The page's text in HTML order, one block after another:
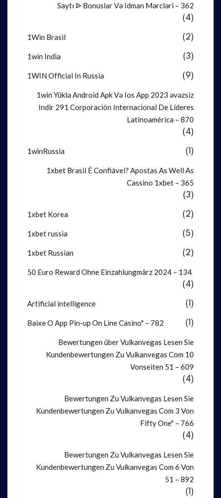
Saytı ᐉ Bonuslar Və Idman Mərcləri – 362
(4)
1Win Brasil (2)
1win India (3)
1WIN Official In Russia (9)
1win Yüklə Android Apk Və Ios App 2023 əvəzsiz
Indir 291 Corporación Internacional De Líderes
Latinoamérica – 870
(4)
1winRussia (1)
1xbet Brasil É Confiável? Apostas As Well As
Cassino 1xbet – 365
(3)
1xbet Korea (2)
1xbet russia (5)
1xbet Russian (2)
50 Euro Reward Ohne Einzahlung️märz 2024 – 134
(4)
Artificial intelligence (1)
Baixe O App Pin-up On Line Casino" – 782 (1)
Bewertungen über Vulkanvegas Lesen Sie
Kundenbewertungen Zu Vulkanvegas Com 10
Vonseiten 51 – 609
(4)
Bewertungen Zu Vulkanvegas Lesen Sie
Kundenbewertungen Zu Vulkanvegas Com 3 Von
Fifty One" – 766
(4)
Bewertungen Zu Vulkanvegas Lesen Sie
Kundenbewertungen Zu Vulkanvegas Com 6 Von
51 – 892
(1)